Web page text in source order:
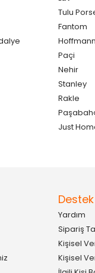
Tulu
Fantom
Paçi
Nehir
Stanley
Rakle
Just
Destek
Yardım
Sipariş
Kişisel
Kişisel